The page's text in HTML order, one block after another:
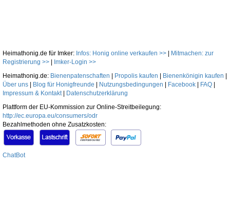
Heimathonig.de für Imker: Infos: Honig online verkaufen >>
Mitmachen: zur
Registrierung >>
Imker-Login >>
Heimathonig.de: Bienenpatenschaften Propolis kaufen Bienenkönigin kaufen
Über uns
Blog für Honigfreunde Nutzungsbedingungen Facebook FAQ
Impressum & Kontakt|
Datenschutzerklärung
Plattform der EU-Kommission zur Online-Streitbeilegung:
http://ec.europa.eu/consumers/odr
Bezahlmethoden ohne Zusatzkosten:
ChatBot